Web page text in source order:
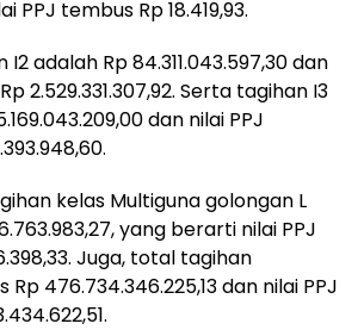
PPJ tembus Rp 18.419,93.
adalah Rp 84.311.043.597,30 dan
2.529.331.307,92. Serta tagihan I3
dan nilai PPJ
kelas Multiguna golongan L
yang berarti nilai PPJ
Juga, total tagihan
476.734.346.225,13 dan nilai PPJ